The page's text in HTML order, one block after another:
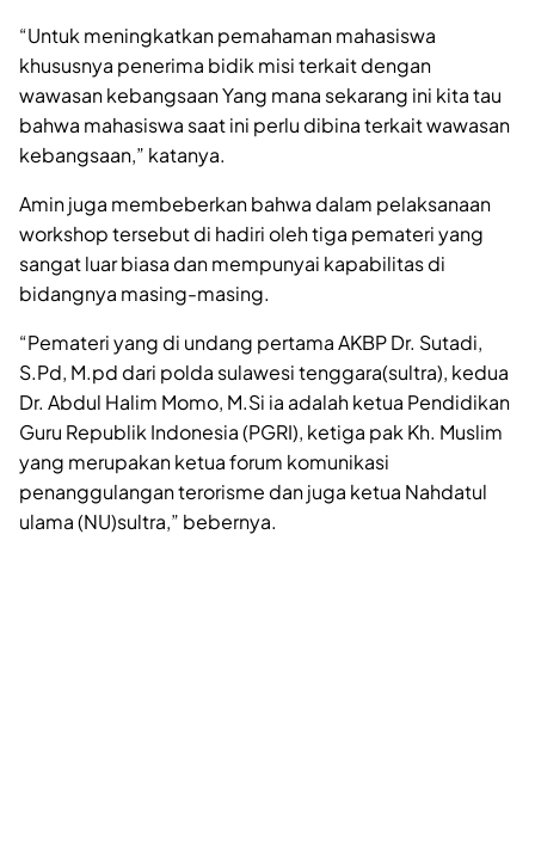
“Untuk meningkatkan pemahaman mahasiswa
khususnya penerima bidik misi terkait dengan
wawasan kebangsaan Yang mana sekarang ini kita tau
bahwa mahasiswa saat ini perlu dibina terkait wawasan
kebangsaan,” katanya.
Amin juga membeberkan bahwa dalam pelaksanaan
workshop tersebut di hadiri oleh tiga pemateri yang
sangat luar biasa dan mempunyai kapabilitas di
bidangnya masing-masing.
“Pemateri yang di undang pertama AKBP Dr. Sutadi,
S.Pd, M.pd dari polda sulawesi tenggara(sultra), kedua
Dr. Abdul Halim Momo, M.Si ia adalah ketua Pendidikan
Guru Republik Indonesia (PGRI), ketiga pak Kh. Muslim
yang merupakan ketua forum komunikasi
penanggulangan terorisme dan juga ketua Nahdatul
ulama (NU)sultra,” bebernya.